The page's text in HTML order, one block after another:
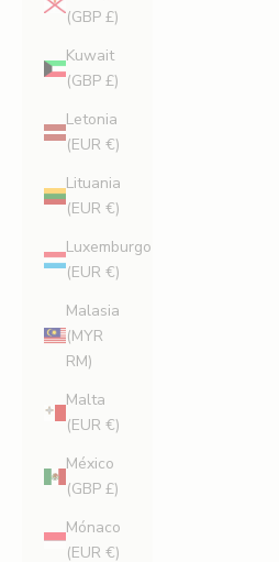
(GBP £)
Kuwait
(GBP £)
Letonia
(EUR €)
Lituania
(EUR €)
Luxemburgo
(EUR €)
Malasia
(MYR
RM)
Malta
(EUR €)
México
(GBP £)
Mónaco
(EUR €)